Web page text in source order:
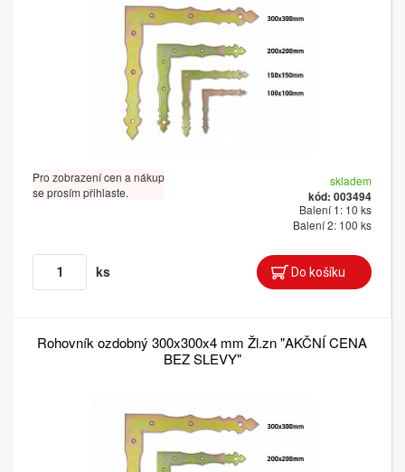
Pro zobrazení cen a nákup
se prosím přihlaste.
skladem
kód: 003494
Balení 1: 10 ks
Balení 2: 100 ks
ks
Rohovník ozdobný 300x300x4 mm Žl.zn "AKČNÍ CENA
BEZ SLEVY"